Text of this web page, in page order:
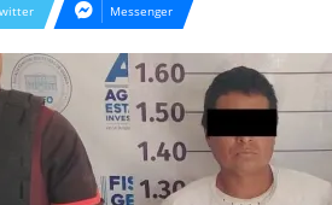
Messenger